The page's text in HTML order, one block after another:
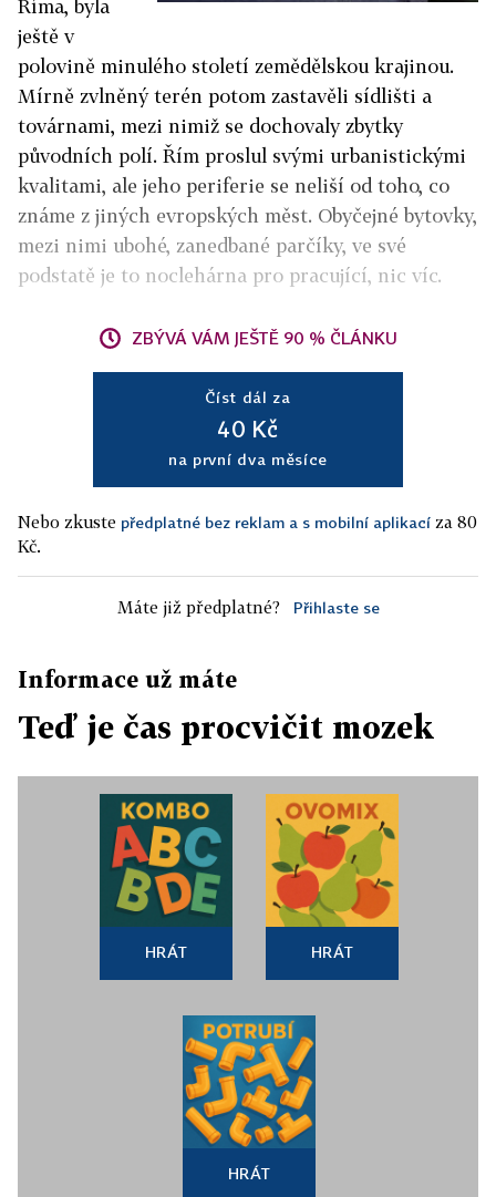
Říma, byla
ještě v
polovině minulého století zemědělskou krajinou.
Mírně zvlněný terén potom zastavěli sídlišti a
továrnami, mezi nimiž se dochovaly zbytky
původních polí. Řím proslul svými urbanistickými
kvalitami, ale jeho periferie se neliší od toho, co
známe z jiných evropských měst. Obyčejné bytovky,
mezi nimi ubohé, zanedbané parčíky, ve své
podstatě je to noclehárna pro pracující, nic víc.
ZBÝVÁ VÁM JEŠTĚ 90 % ČLÁNKU
Číst dál za
40 Kč
na první dva měsíce
Nebo zkuste předplatné bez reklam a s mobilní aplikací za 80
Kč.
Máte již předplatné? Přihlaste se
Informace už máte
Teď je čas procvičit mozek
HRÁT HRÁT
HRÁT